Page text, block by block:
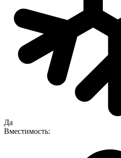
Да
Вместимость: